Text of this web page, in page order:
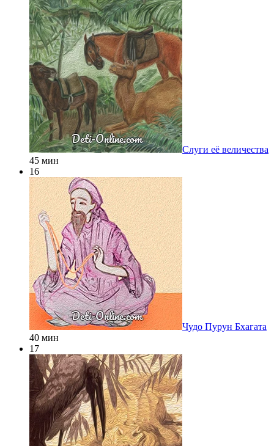
Слуги её величества
45 мин
16
Чудо Пурун Бхагата
40 мин
17